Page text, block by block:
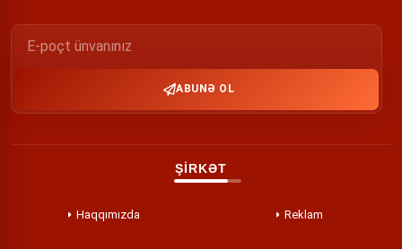
ABUNƏ OL
ŞİRKƏT
Haqqımızda Reklam